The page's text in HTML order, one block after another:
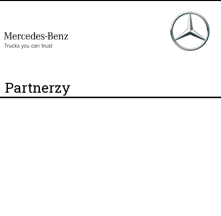
Partnerzy